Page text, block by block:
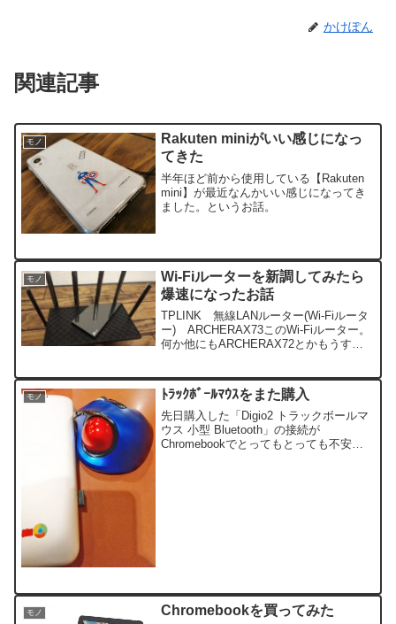
かけぽん
関連記事
モノ
Rakuten miniがいい感じになっ
てきた
半年ほど前から使用している【Rakuten
mini】が最近なんかいい感じになってき
ました。というお話。
モノ
Wi-Fiルーターを新調してみたら
爆速になったお話
TPLINK 無線LANルーター(Wi-Fiルータ
ー) ARCHERAX73このWi-Fiルーター。
何か他にもARCHERAX72とかもうすぐ
らをチョイス。
モノ ﾄﾗｯｸﾎﾞｰﾙﾏｳｽをまた購入
先日購入した「Digio2 トラックボールマ
ウス 小型 Bluetooth」の接続が
Chromebookでとってもとっても不安定
モノ Chromebookを買ってみた